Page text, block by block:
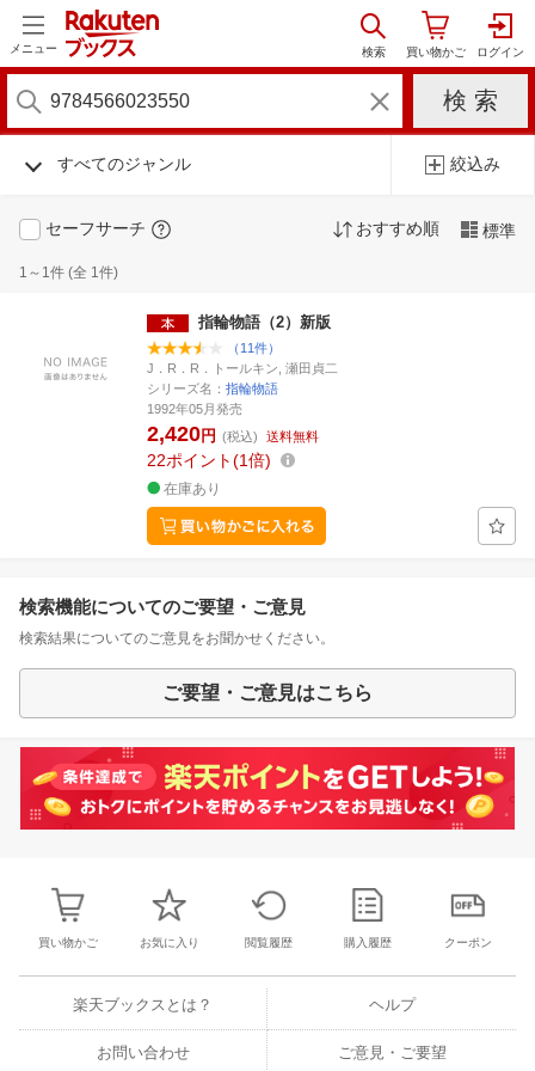
メニュー
すべてのジャンル 絞込み
セーフサーチ おすすめ順 標準
1～1件 (全 1件)
指輪物語（2）新版
（11件）
J．R．R．トールキン, 瀬田貞二
シリーズ名： 指輪物語
1992年05月発売
2,420円 (税込) 送料無料
22ポイント 1倍
在庫あり
検索機能についてのご要望・ご意見
検索結果についてのご意見をお聞かせください。
ご要望・ご意見はこちら
買い物かご お気に入り 閲覧履歴 購入履歴 クーポン
楽天ブックスとは？ ヘルプ
お問い合わせ ご意見・ご要望